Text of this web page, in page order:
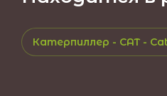
Катерпиллер - CAT -